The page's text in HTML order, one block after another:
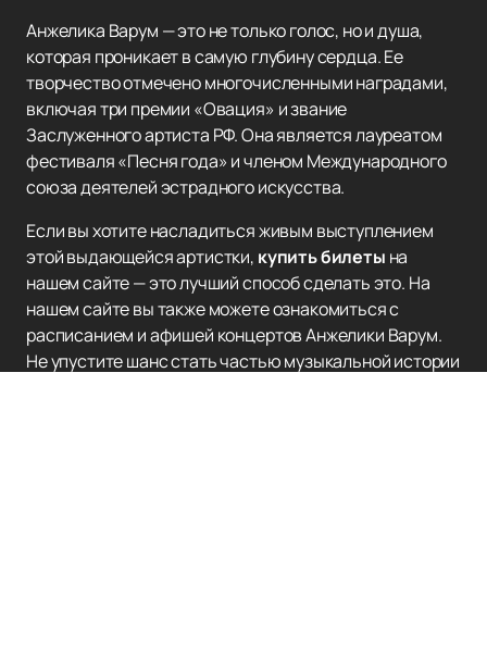
Анжелика Варум — это не только голос, но и душа,
которая проникает в самую глубину сердца. Ее
творчество отмечено многочисленными наградами,
включая три премии «Овация» и звание
Заслуженного артиста РФ. Она является лауреатом
фестиваля «Песня года» и членом Международного
союза деятелей эстрадного искусства.
Если вы хотите насладиться живым выступлением
этой выдающейся артистки, купить билеты на
нашем сайте — это лучший способ сделать это. На
нашем сайте вы также можете ознакомиться с
расписанием и афишей концертов Анжелики Варум.
Не упустите шанс стать частью музыкальной истории